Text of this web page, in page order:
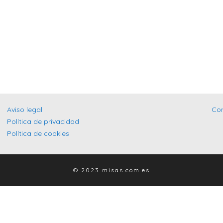
Aviso legal
Política de privacidad
Política de cookies
© 2023 misas.com.es